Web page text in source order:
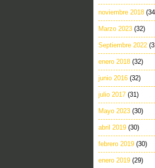
noviembre 2018
Marzo 2023 (32)
Septiembre 2022
enero 2018 (32)
junio 2016 (32)
julio 2017 (31)
Mayo 2023 (30)
abril 2019 (30)
febrero 2019 (30)
enero 2019 (29)